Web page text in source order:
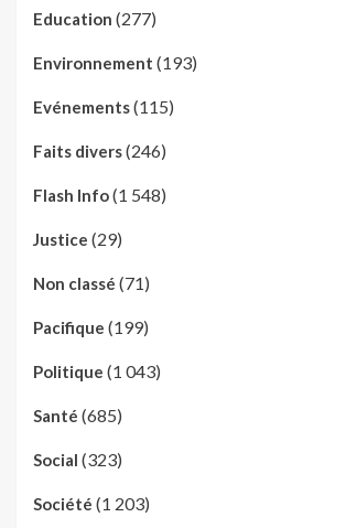
Education (277)
Environnement (193)
Evénements(115)
Faits divers(246)
Flash Info(1 548)
Justice (29)
Non classé (71)
Pacifique (199)
Politique (1 043)
Santé (685)
Social (323)
Société (1 203)